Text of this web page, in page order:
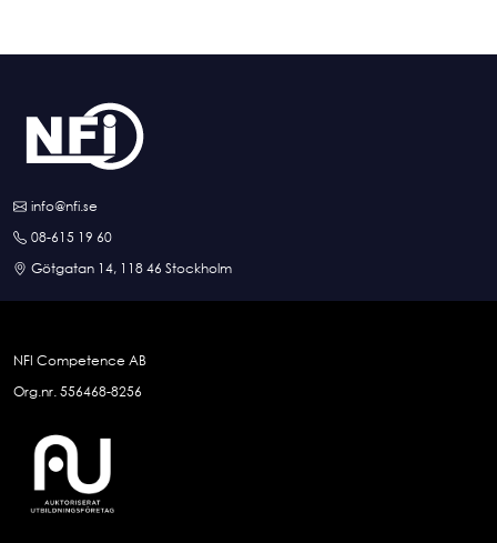
info@nfi.se
08-615 19 60
Götgatan 14, 118 46 Stockholm
NFI Competence AB
Org.nr. 556468-8256